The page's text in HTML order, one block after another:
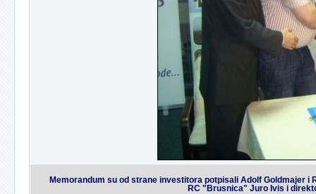
Memorandum su od strane investitora potpisali Adolf Goldmajer
RC "Brusnica" Juro Ivis i